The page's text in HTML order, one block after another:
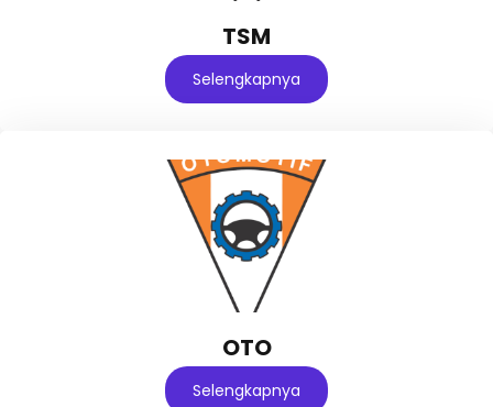
TSM
Selengkapnya
OTO
Selengkapnya